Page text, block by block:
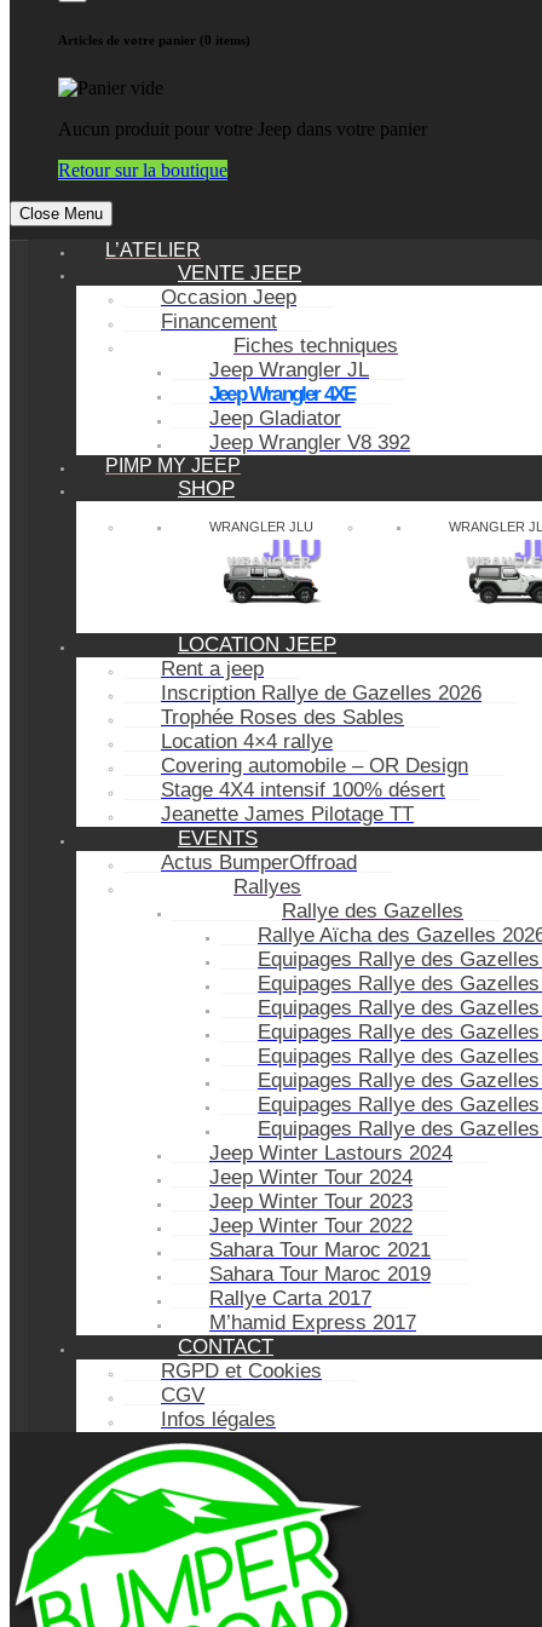
Articles de votre panier (0 items)
Aucun produit pour votre Jeep dans votre panier
Retour sur la boutique
Close Menu
L’ATELIER
VENTE JEEP
Occasion Jeep
Financement
Fiches techniques
Jeep Wrangler JL
Jeep Wrangler 4XE
Jeep Gladiator
Jeep Wrangler V8 392
PIMP MY JEEP
SHOP
WRANGLER JLU WRANGLER JL
LOCATION JEEP
Rent a jeep
Inscription Rallye de Gazelles 2026
Trophée Roses des Sables
Location 4×4 rallye
Covering automobile – OR Design
Stage 4X4 intensif 100% désert
Jeanette James Pilotage TT
EVENTS
Actus BumperOffroad
Rallyes
Rallye des Gazelles
Rallye Aïcha des Gazelles
Equipages Rallye des
Equipages Rallye des
Equipages Rallye des
Equipages Rallye des
Equipages Rallye des
Equipages Rallye des
Equipages Rallye des
Equipages Rallye des
Jeep Winter Lastours 2024
Jeep Winter Tour 2024
Jeep Winter Tour 2023
Jeep Winter Tour 2022
Sahara Tour Maroc 2021
Sahara Tour Maroc 2019
Rallye Carta 2017
M’hamid Express 2017
CONTACT
RGPD et Cookies
CGV
Infos légales